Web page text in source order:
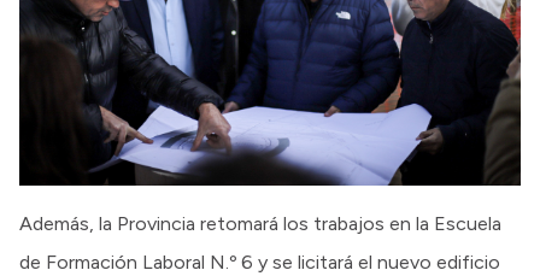
Además, la Provincia retomará los trabajos en la Escuela
de Formación Laboral N.º 6 y se licitará el nuevo edificio